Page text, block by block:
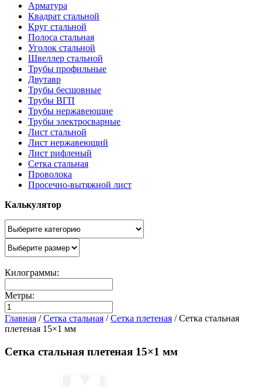
Арматура
Квадрат стальной
Круг стальной
Полоса стальная
Уголок стальной
Швеллер стальной
Трубы профильные
Двутавр
Трубы бесшовные
Трубы ВГП
Трубы нержавеющие
Трубы электросварные
Лист стальной
Лист нержавеющий
Лист рифленый
Сетка стальная
Проволока
Просечно-вытяжной лист
Калькулятор
Килограммы:
Метры:
Главная /Сетка стальная /Сетка плетеная /Сетка стальная
плетеная 15×1 мм
Сетка стальная плетеная 15×1 мм